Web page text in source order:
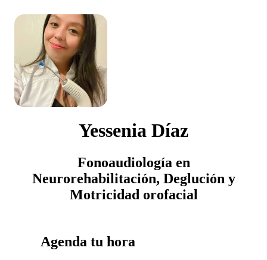
Yessenia Díaz
Fonoaudiología en
Neurorehabilitación, Deglución y
Motricidad orofacial
Agenda tu hora